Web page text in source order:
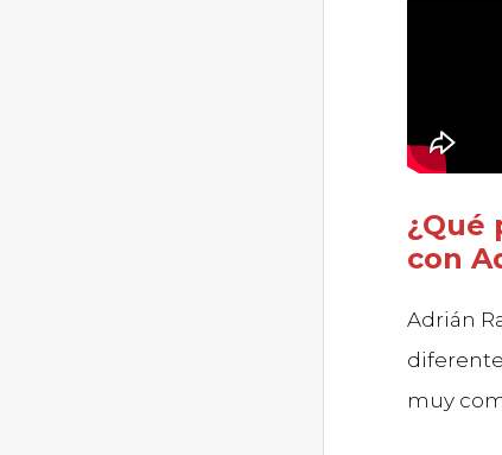
¿Qué
con
Adrián
muy